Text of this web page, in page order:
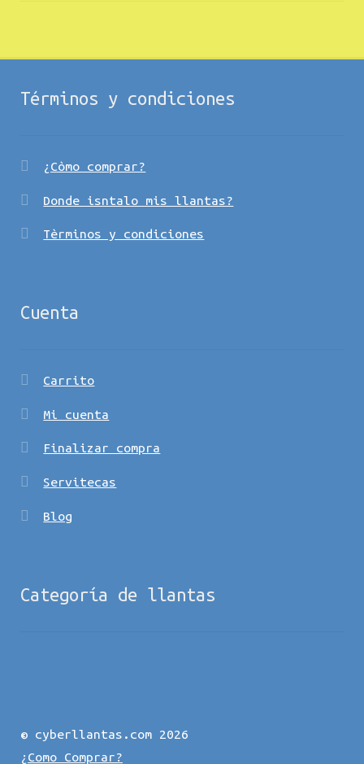
Términos y condiciones
¿Còmo comprar?
Donde isntalo mis llantas?
Tèrminos y condiciones
Cuenta
Carrito
Mi cuenta
Finalizar compra
Servitecas
Blog
Categoría de llantas
© cyberllantas.com 2026
¿Como Comprar?